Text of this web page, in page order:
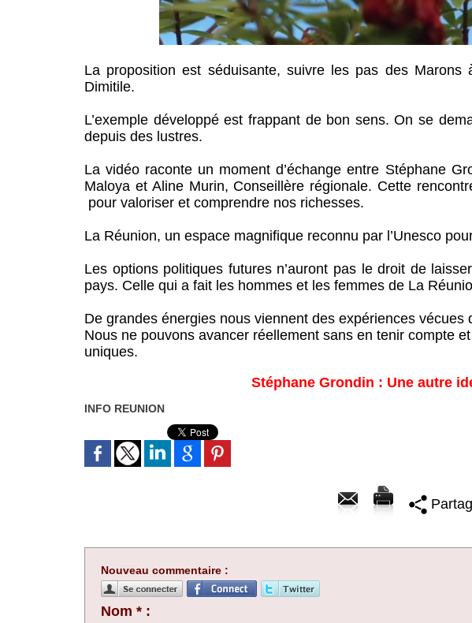
La proposition est séduisante, suivre les pas des
Dimitile.
L’exemple développé est frappant de bon sens. On se
depuis des lustres.
La vidéo raconte un moment d’échange entre Stéphane
Maloya et Aline Murin, Conseillère régionale. Cette
pour valoriser et comprendre nos richesses.
La Réunion, un espace magnifique reconnu par l’Unesco
Les options politiques futures n’auront pas le droit de
pays. Celle qui a fait les hommes et les femmes de La
De grandes énergies nous viennent des expériences
Nous ne pouvons avancer réellement sans en tenir compte
uniques.
Stéphane Grondin : Une autre
INFO REUNION
Nouveau commentaire :
Nom * :